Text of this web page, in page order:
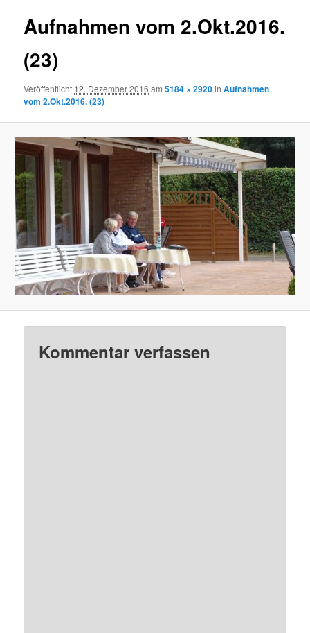
Aufnahmen vom 2.Okt.2016.
(23)
Veröffentlicht 12. Dezember 2016 am5184 × 2920inAufnahmen
vom 2.Okt.2016. (23)
Kommentar verfassen